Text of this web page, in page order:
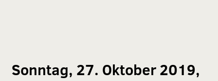
Sonntag, 27. Oktober 2019,